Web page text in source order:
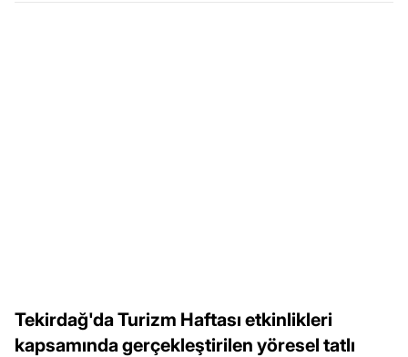
Tekirdağ'da Turizm Haftası etkinlikleri
kapsamında gerçekleştirilen yöresel tatlı